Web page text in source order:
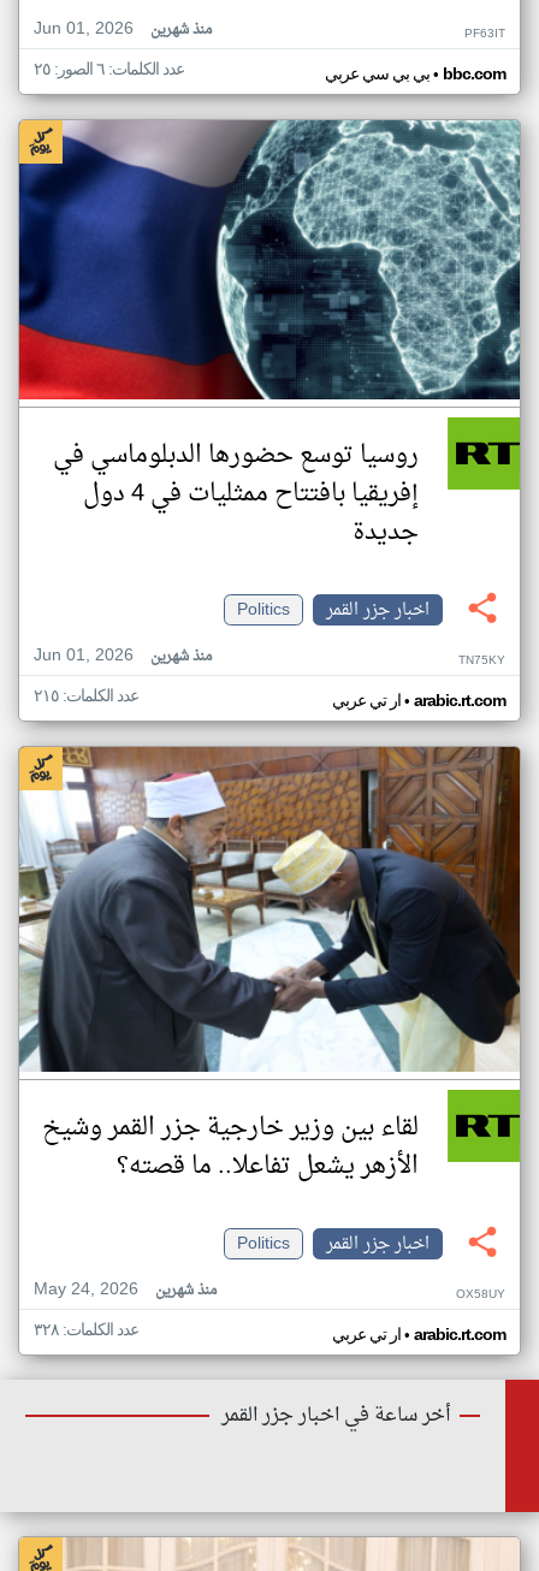
Jun 01, 2026
منذ شهرين PF63IT
بي بي سي عربي• bbc.com عدد الكلمات: ٦ الصور: ٢٥
روسيا توسع حضورها الدبلوماسي في
إفريقيا بافتتاح ممثليات في 4 دول
جديدة
اخبار جزر القمر
Politics
Jun 01, 2026
منذ شهرين TN75KY
ار تي عربي• arabic.rt.com عدد الكلمات: ٢١٥
لقاء بين وزير خارجية جزر القمر وشيخ
الأزهر يشعل تفاعلا.. ما قصته؟
اخبار جزر القمر
Politics
May 24, 2026
منذ شهرين OX58UY
ار تي عربي• arabic.rt.com عدد الكلمات: ٣٢٨
أخر ساعة في اخبار جزر القمر